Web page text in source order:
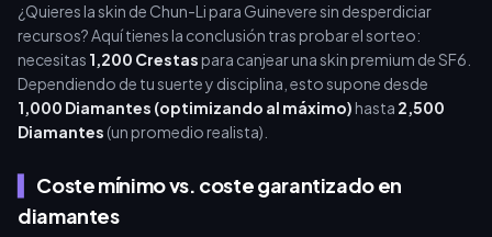
¿Quieres la skin de Chun-Li para Guinevere sin desperdiciar
recursos? Aquí tienes la conclusión tras probar el sorteo:
necesitas 1,200 Crestaspara canjear una skin premium de SF6.
Dependiendo de tu suerte y disciplina, esto supone desde
1,000 Diamantes (optimizando al máximo)hasta 2,500
Diamantes (un promedio realista).
Coste mínimo vs. coste garantizado en
diamantes